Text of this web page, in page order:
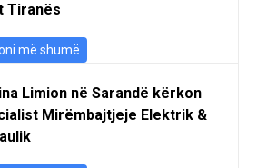
Tiranës
më shumë
Limion në Sarandë kërkon
Mirëmbajtjeje Elektrik &